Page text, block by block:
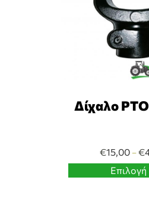
Δίχαλο PTO
€15,00–€
Επιλογή